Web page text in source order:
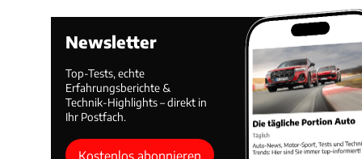
Newsletter
Top-Tests, echte
Erfahrungsberichte &
Technik-Highlights – direkt in
Ihr Postfach.
Kostenlos abonnieren